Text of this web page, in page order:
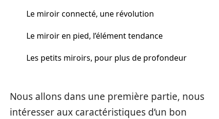
Le miroir connecté, une révolution
Le miroir en pied, l’élément tendance
Les petits miroirs, pour plus de profondeur
Nous allons dans une première partie, nous
intéresser aux caractéristiques d’un bon